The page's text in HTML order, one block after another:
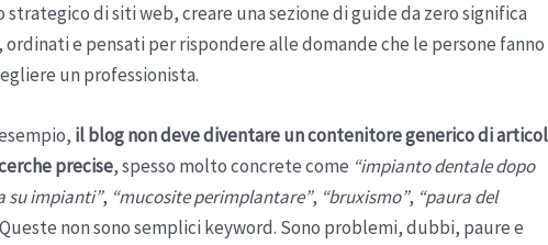
di siti web, creare una sezione di guide da zero significa
e pensati per rispondere alle domande che le persone fanno
un professionista.
il blog non deve diventare un contenitore generico di
precise, spesso molto concrete come “impianto dentale dopo
su impianti”, “mucosite perimplantare”, “bruxismo”, “paura del
non sono semplici keyword. Sono problemi, dubbi, paure e